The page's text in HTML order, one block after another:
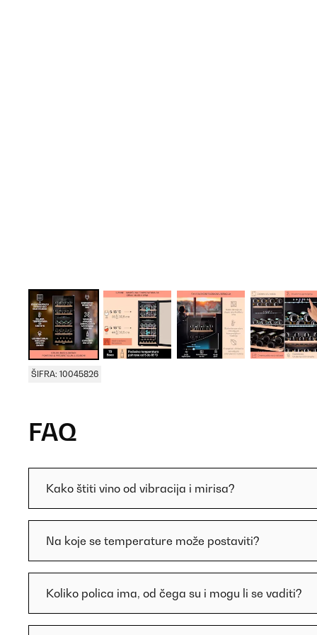
ŠIFRA: 10045826
FAQ
Kako štiti vino od vibracija i mirisa?
Na koje se temperature može postaviti?
Koliko polica ima, od čega su i mogu li se vaditi?